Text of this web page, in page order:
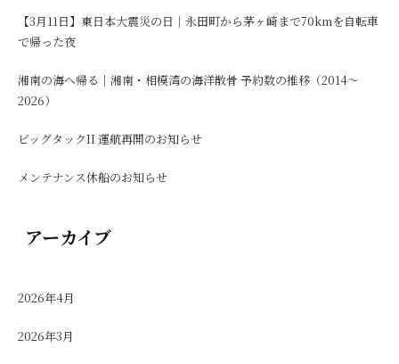
【3月11日】東日本大震災の日｜永田町から茅ヶ崎まで70kmを自転車
で帰った夜
湘南の海へ帰る｜湘南・相模湾の海洋散骨 予約数の推移（2014〜
2026）
ビッグタックII 運航再開のお知らせ
メンテナンス休船のお知らせ
アーカイブ
2026年4月
2026年3月